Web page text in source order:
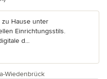
zu Hause unter
Einrichtungsstils.
d...
Wiedenbrück